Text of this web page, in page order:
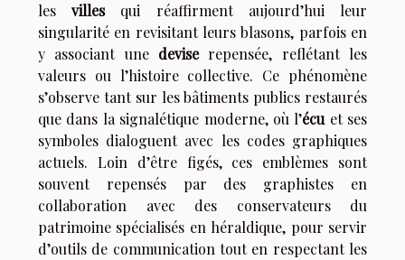
lesvillesqui réaffirment aujourd’hui leur
singularité en revisitant leurs blasons, parfois en
y associant une deviserepensée, reflétant les
valeurs ou l’histoire collective. Ce phénomène
s’observe tant sur les bâtiments publics restaurés
que dans la signalétique moderne, où l’écuet ses
symboles dialoguent avec les codes graphiques
actuels. Loin d’être figés, ces emblèmes sont
souvent repensés par des graphistes en
collaboration avec des conservateurs du
patrimoine spécialisés en héraldique, pour servir
d’outils de communication tout en respectant les